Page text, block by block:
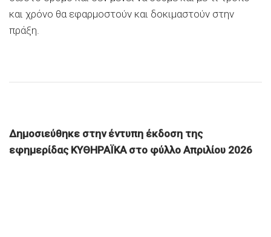
και χρόνο θα εφαρμοστούν και δοκιμαστούν στην
πράξη.
Δημοσιεύθηκε στην έντυπη έκδοση της
εφημερίδας ΚΥΘΗΡΑΪΚΑ στο φύλλο Απριλίου 2026